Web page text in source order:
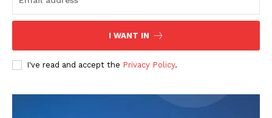
I WANT IN
I've read and accept the Privacy Policy.